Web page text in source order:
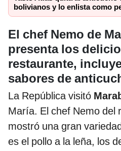
bolivianos y lo enlista como
El chef Nemo de
presenta los
restaurante,
sabores de
La República visitó
María. El chef Nemo del
mostró una gran
es el pollo a la leña, los